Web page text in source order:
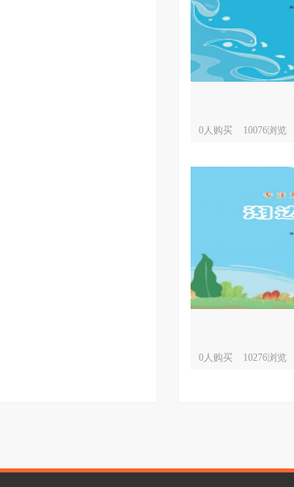
0人购买 10076浏览
0人购买 10276浏览